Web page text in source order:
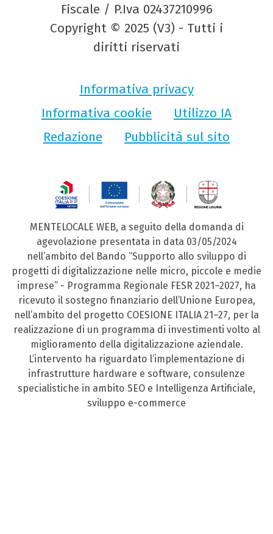
Fiscale / P.Iva 02437210996
Copyright © 2025 (V3) - Tutti i
diritti riservati
Informativa privacy
Informativa cookie
Utilizzo IA
Redazione
Pubblicità sul sito
MENTELOCALE WEB, a seguito della domanda di
agevolazione presentata in data 03/05/2024
nell’ambito del Bando “Supporto allo sviluppo di
progetti di digitalizzazione nelle micro, piccole e medie
imprese” - Programma Regionale FESR 2021–2027, ha
ricevuto il sostegno finanziario dell’Unione Europea,
nell’ambito del progetto COESIONE ITALIA 21–27, per la
realizzazione di un programma di investimenti volto al
miglioramento della digitalizzazione aziendale.
L’intervento ha riguardato l’implementazione di
infrastrutture hardware e software, consulenze
specialistiche in ambito SEO e Intelligenza Artificiale,
sviluppo e-commerce